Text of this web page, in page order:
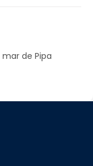
de Pipa